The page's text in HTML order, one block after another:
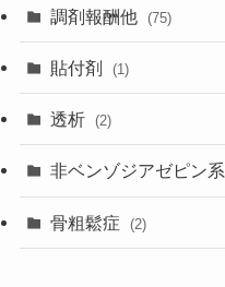
調剤報酬他 (75)
貼付剤 (1)
透析 (2)
非ベンゾジアゼピン系
骨粗鬆症 (2)